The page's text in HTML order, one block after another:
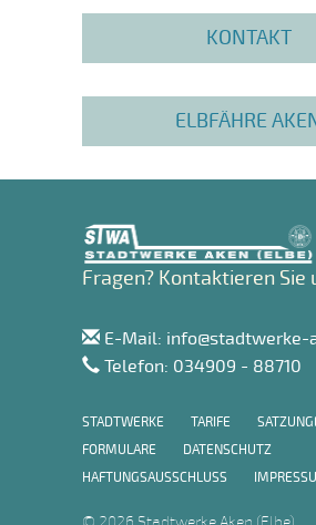
KONTAKT
ELBFÄHRE
Fragen? Kontaktieren Sie
E-Mail: info@stadtwerke-
Telefon: 034909 - 88710
STADTWERKE TARIFE
FORMULARE
DATENSCHUTZ
HAFTUNGSAUSSCHLUSS